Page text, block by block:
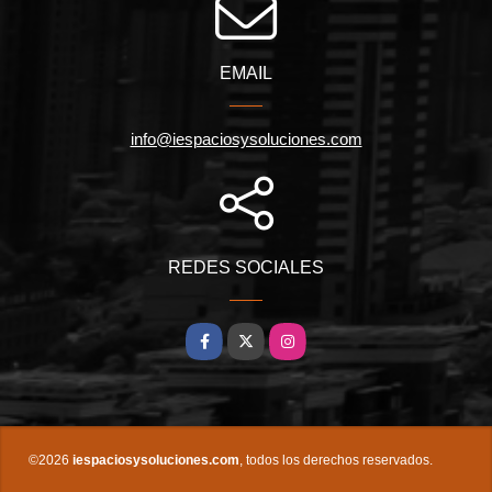
EMAIL
info@iespaciosysoluciones.com
REDES SOCIALES
Facebook
X Instagram
©2026 iespaciosysoluciones.com, todos los derechos reservados.